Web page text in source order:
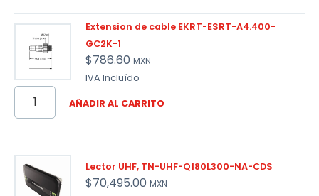
Extension de cable EKRT-ESRT-A4.400-
GC2K-1
$786.60 MXN
IVA Incluído
AÑADIR AL CARRITO
Lector UHF, TN-UHF-Q180L300-NA-CDS
$70,495.00 MXN